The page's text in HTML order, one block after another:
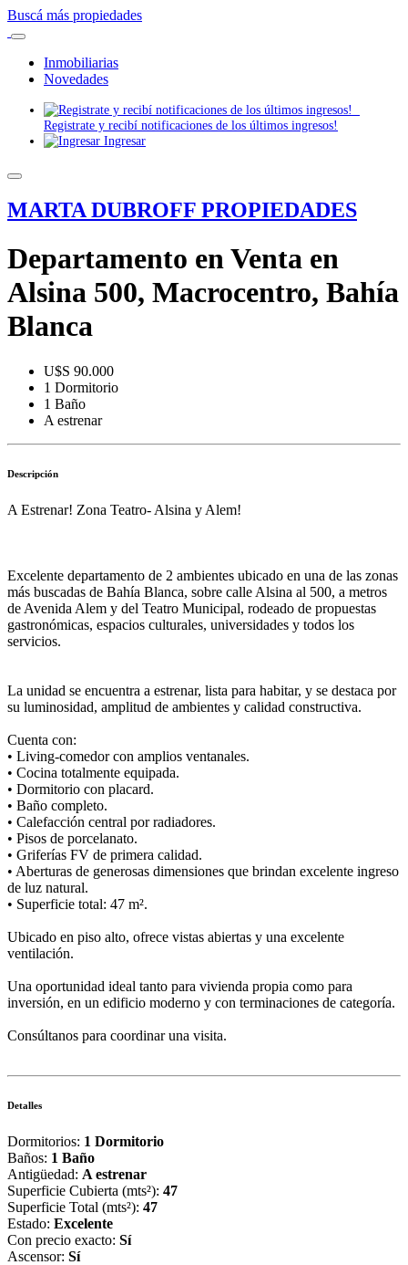
Buscá más propiedades
Inmobiliarias
Novedades
Registrate y recibí notificaciones de los últimos ingresos!
Ingresar
MARTA DUBROFF PROPIEDADES
Departamento en Venta en
Alsina 500, Macrocentro, Bahía
Blanca
U$S 90.000
1 Dormitorio
1 Baño
A estrenar
Descripción
A Estrenar! Zona Teatro- Alsina y Alem!
Excelente departamento de 2 ambientes ubicado en una de las zonas
más buscadas de Bahía Blanca, sobre calle Alsina al 500, a metros
de Avenida Alem y del Teatro Municipal, rodeado de propuestas
gastronómicas, espacios culturales, universidades y todos los
servicios.
La unidad se encuentra a estrenar, lista para habitar, y se destaca por
su luminosidad, amplitud de ambientes y calidad constructiva.
Cuenta con:
• Living-comedor con amplios ventanales.
• Cocina totalmente equipada.
• Dormitorio con placard.
• Baño completo.
• Calefacción central por radiadores.
• Pisos de porcelanato.
• Griferías FV de primera calidad.
• Aberturas de generosas dimensiones que brindan excelente ingreso
de luz natural.
• Superficie total: 47 m².
Ubicado en piso alto, ofrece vistas abiertas y una excelente
ventilación.
Una oportunidad ideal tanto para vivienda propia como para
inversión, en un edificio moderno y con terminaciones de categoría.
Consúltanos para coordinar una visita.
Detalles
Dormitorios: 1 Dormitorio
Baños: 1 Baño
Antigüedad: A estrenar
Superficie Cubierta (mts²): 47
Superficie Total (mts²): 47
Estado: Excelente
Con precio exacto: Sí
Ascensor: Sí